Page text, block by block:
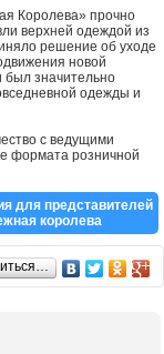
Королева» прочно
верхней одеждой из
решение об уходе
новой
был значительно
одежды и
с ведущими
формата розничной
проведение
Королева»
целостных модных и
погоду, не покидая
ряда престижных
для представителей
королева